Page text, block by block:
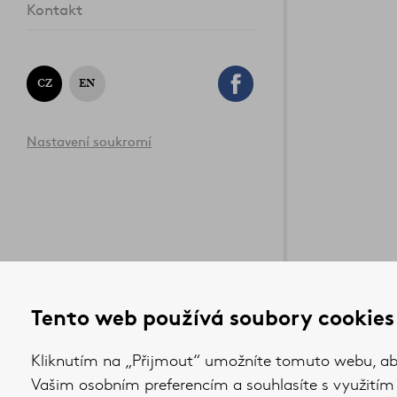
Kontakt
CZ EN
Nastavení soukromí
Tento web používá soubory cookies
Kliknutím na „Přijmout“ umožníte tomuto webu,
Vašim osobním preferencím a souhlasíte s